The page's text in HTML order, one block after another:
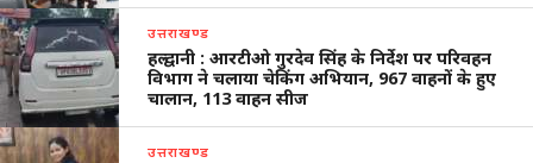
उत्तराखण्ड
हल्द्वानी : आरटीओ गुरदेव सिंह के निर्देश पर परिवहन
विभाग ने चलाया चेकिंग अभियान, 967 वाहनों के हुए
चालान, 113 वाहन सीज
उत्तराखण्ड